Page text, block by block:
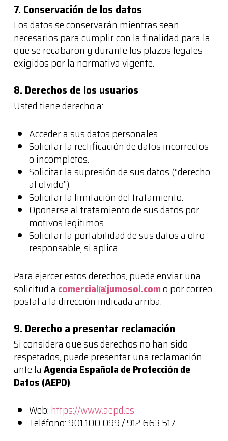
7. Conservación de los datos
Los datos se conservarán mientras sean
necesarios para cumplir con la finalidad para la
que se recabaron y durante los plazos legales
exigidos por la normativa vigente.
8. Derechos de los usuarios
Usted tiene derecho a:
Acceder a sus datos personales.
Solicitar la rectificación de datos incorrectos
o incompletos.
Solicitar la supresión de sus datos (“derecho
al olvido”).
Solicitar la limitación del tratamiento.
Oponerse al tratamiento de sus datos por
motivos legítimos.
Solicitar la portabilidad de sus datos a otro
responsable, si aplica.
Para ejercer estos derechos, puede enviar una
solicitud a comercial@jumosol.como por correo
postal a la dirección indicada arriba.
9. Derecho a presentar reclamación
Si considera que sus derechos no han sido
respetados, puede presentar una reclamación
ante laAgencia Española de Protección de
Datos (AEPD):
Web:https://www.aepd.es
Teléfono: 901 100 099 / 912 663 517